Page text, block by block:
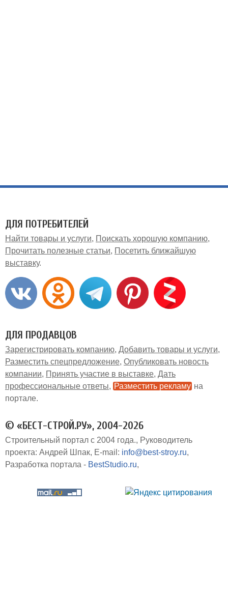
ДЛЯ ПОТРЕБИТЕЛЕЙ
Найти товары и услуги
Поискать хорошую компанию
Прочитать полезные статьи
Посетить ближайшую
выставку
ДЛЯ ПРОДАВЦОВ
Зарегистрировать компанию Добавить товары и услуги
Разместить спецпредложение Опубликовать новость
компании
Принять участие в выставке Дать
профессиональные ответы
Разместить рекламу на
портале
© «БЕСТ-СТРОЙ.РУ», 2004-2026
Строительный портал с 2004 года.
Руководитель
проекта: Андрей Шпак E-mail: info@best-stroy.ru
Разработка портала - BestStudio.ru